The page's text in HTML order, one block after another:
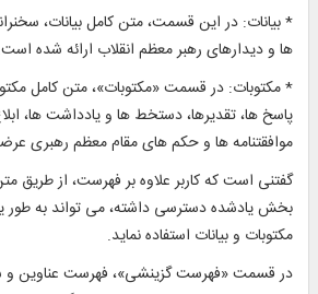
* بيانات: در اين قسمت، متن كامل بيانات،
‏ها و ديدارهاى رهبر معظم انقلاب ارائه شده
* مكتوبات: در قسمت «مكتوبات»، متن كامل
پاسخ ‏ها، تقديرها، دستخط ها و يادداشت‏ ها،
موافقت‏نامه ‏ها و حكم ‏هاى مقام معظم رهبرى
گفتنى است كه كاربر علاوه بر فهرست، از طريق
بخش يادشده دسترسى داشته، مى‏ تواند به طور
مكتوبات و بيانات استفاده نمايد.
در قسمت «فهرست گزينشى»، فهرست عناوين و